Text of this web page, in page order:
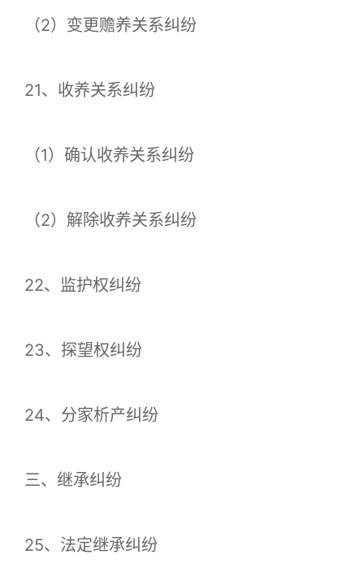
（2）变更赡养关系纠纷
21、收养关系纠纷
（1）确认收养关系纠纷
（2）解除收养关系纠纷
22、监护权纠纷
23、探望权纠纷
24、分家析产纠纷
三、继承纠纷
25、法定继承纠纷